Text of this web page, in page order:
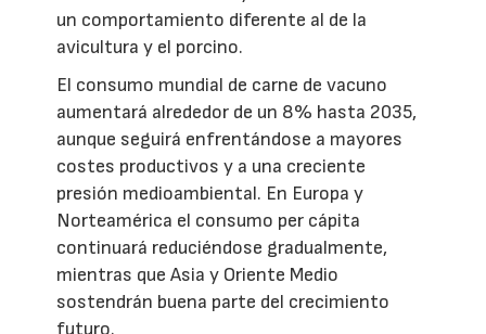
un comportamiento diferente al de la
avicultura y el porcino.
El consumo mundial de carne de vacuno
aumentará alrededor de un 8% hasta 2035,
aunque seguirá enfrentándose a mayores
costes productivos y a una creciente
presión medioambiental. En Europa y
Norteamérica el consumo per cápita
continuará reduciéndose gradualmente,
mientras que Asia y Oriente Medio
sostendrán buena parte del crecimiento
futuro.